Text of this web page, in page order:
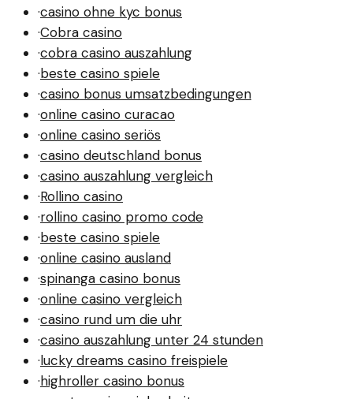
·casino ohne kyc bonus
·Cobra casino
·cobra casino auszahlung
·beste casino spiele
·casino bonus umsatzbedingungen
·online casino curacao
·online casino seriös
·casino deutschland bonus
·casino auszahlung vergleich
·Rollino casino
·rollino casino promo code
·beste casino spiele
·online casino ausland
·spinanga casino bonus
·online casino vergleich
·casino rund um die uhr
·casino auszahlung unter 24 stunden
·lucky dreams casino freispiele
·highroller casino bonus